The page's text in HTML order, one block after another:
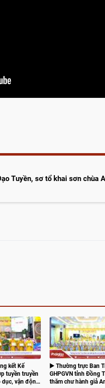
Tuyền, sơ tổ khai sơn chùa
kết Kế
tuyền truyền
dục, vận động
▶️ Thường trực Ban
GHPGVN tỉnh Đồng
thăm chư hành giả